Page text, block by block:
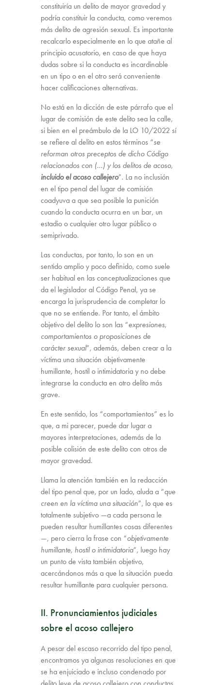
constituiría un delito de mayor gravedad y
podría constituir la conducta, como veremos
más delito de agresión sexual. Es importante
recalcarlo especialmente en lo que atañe al
principio acusatorio, en caso de que haya
dudas sobre si la conducta es incardinable
en un tipo o en el otro será conveniente
hacer calificaciones alternativas.
No está en la dicción de este párrafo que el
lugar de comisión de este delito sea la calle,
si bien en el preámbulo de la LO 10/2022 sí
se refiere al delito en estos términos “se
reforman otros preceptos de dicho Código
relacionados con (…) y los delitos de acoso,
incluido el acoso callejero”. La no inclusión
en el tipo penal del lugar de comisión
coadyuva a que sea posible la punición
cuando la conducta ocurra en un bar, un
estadio o cualquier otro lugar público o
semiprivado.
Las conductas, por tanto, lo son en un
sentido amplio y poco definido, como suele
ser habitual en las conceptualizaciones que
da el legislador al Código Penal, ya se
encarga la jurisprudencia de completar lo
que no se entiende. Por tanto, el ámbito
objetivo del delito lo son las “expresiones,
comportamientos o proposiciones de
carácter sexual”, además, deben crear a la
víctima una situación objetivamente
humillante, hostil o intimidatoria y no debe
integrarse la conducta en otro delito más
grave.
En este sentido, los “comportamientos” es lo
que, a mi parecer, puede dar lugar a
mayores interpretaciones, además de la
posible colisión de este delito con otros de
mayor gravedad.
Llama la atención también en la redacción
del tipo penal que, por un lado, aluda a “que
creen en la víctima una situación”, lo que es
totalmente subjetivo —a cada persona le
pueden resultar humillantes cosas diferentes
—, pero cierra la frase con “objetivamente
humillante, hostil o intimidatoria”, luego hay
un punto de vista también objetivo,
acercándonos más a que la situación pueda
resultar humillante para cualquier persona.
II. Pronunciamientos judiciales
sobre el acoso callejero
A pesar del escaso recorrido del tipo penal,
encontramos ya algunas resoluciones en que
se ha enjuiciado e incluso condenado por